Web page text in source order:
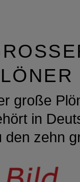
große
in
den zehn